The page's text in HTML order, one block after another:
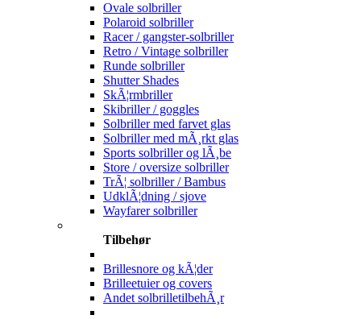
Ovale solbriller
Polaroid solbriller
Racer / gangster-solbriller
Retro / Vintage solbriller
Runde solbriller
Shutter Shades
SkÃ¦rmbriller
Skibriller / goggles
Solbriller med farvet glas
Solbriller med mÃ¸rkt glas
Sports solbriller og lÃ¸be
Store / oversize solbriller
TrÃ¦ solbriller / Bambus
UdklÃ¦dning / sjove
Wayfarer solbriller
Tilbehør
Brillesnore og kÃ¦der
Brilleetuier og covers
Andet solbrilletilbehÃ¸r